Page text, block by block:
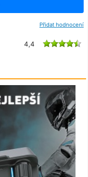
Přidat hodnocení
4,4